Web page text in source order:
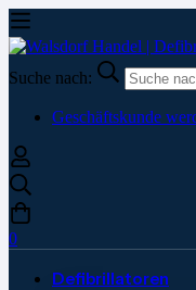
Suche nach:
Geschäftskunde
0
Defibrillatoren